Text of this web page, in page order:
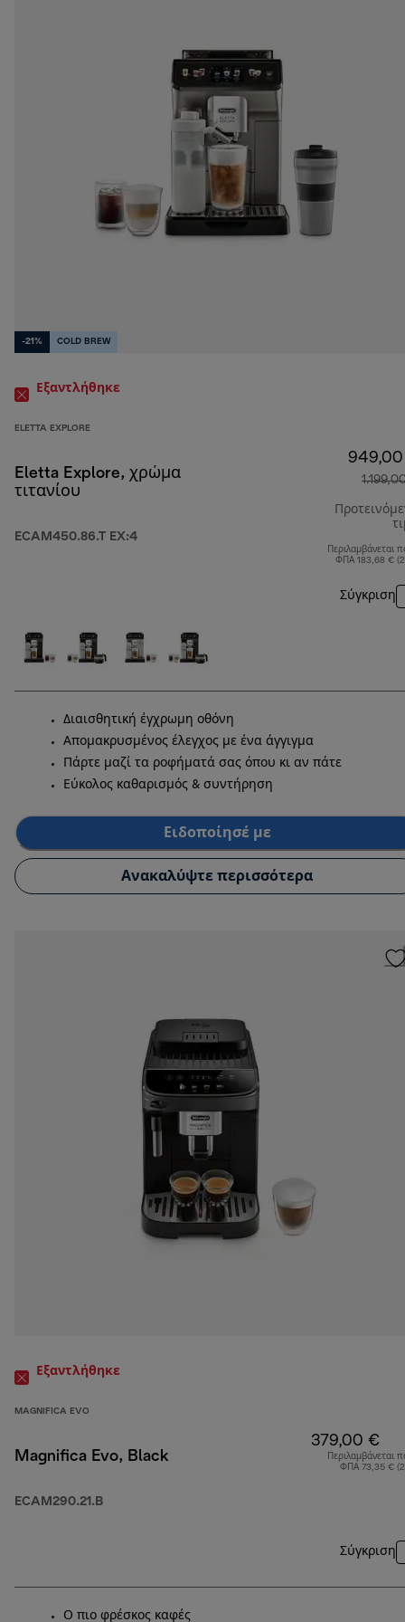
-21% COLD BREW
Εξαντλήθηκε
ELETTA EXPLORE
Eletta Explore, χρώμα
τιτανίου
ECAM450.86.T EX:4
Περιλαμβάνεται
ΦΠΑ 183,68 €
Σύγκριση
Διαισθητική έγχρωμη οθόνη
Απομακρυσμένος έλεγχος με ένα άγγιγμα
Πάρτε μαζί τα ροφήματά σας όπου κι αν πάτε
Εύκολος καθαρισμός & συντήρηση
Ειδοποίησέ με
Ανακαλύψτε περισσότερα
Εξαντλήθηκε
MAGNIFICA EVO
Magnifica Evo, Black
ECAM290.21.B
379,00 €
Περιλαμβάνεται
ΦΠΑ 73,35 €
Σύγκριση
Ο πιο φρέσκος καφές